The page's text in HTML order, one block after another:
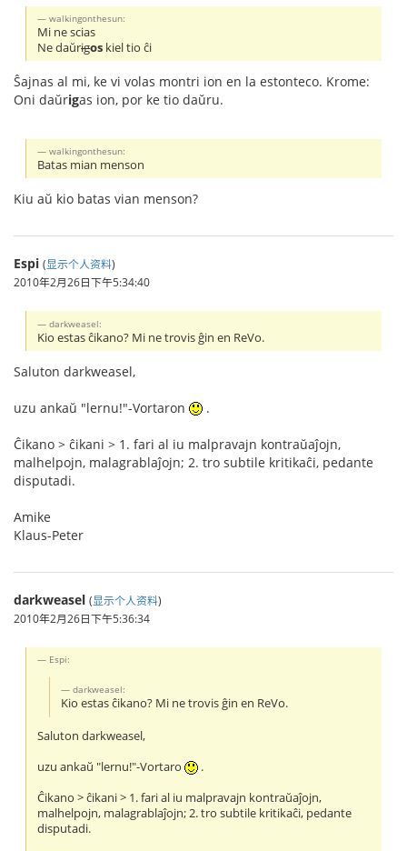
walkingonthesun:
Mi ne scias
Ne daŭrigos kiel tio ĉi
Ŝajnas al mi, ke vi volas montri ion en la estonteco. Krome:
Oni daŭrigas ion, por ke tio daŭru.
walkingonthesun:
Batas mian menson
Kiu aŭ kio batas vian menson?
Espi (显示个人资料)
2010年2月26日下午5:34:40
darkweasel:
Kio estas ĉikano? Mi ne trovis ĝin en ReVo.
Saluton darkweasel,
uzu ankaŭ "lernu!"-Vortaron .
Ĉikano > ĉikani > 1. fari al iu malpravajn kontraŭaĵojn,
malhelpojn, malagrablaĵojn; 2. tro subtile kritikaĉi, pedante
disputadi.
Amike
Klaus-Peter
darkweasel (显示个人资料)
2010年2月26日下午5:36:34
Espi:
darkweasel:
Kio estas ĉikano? Mi ne trovis ĝin en ReVo.
Saluton darkweasel,
uzu ankaŭ "lernu!"-Vortaro
.
Ĉikano > ĉikani > 1. fari al iu malpravajn kontraŭaĵojn,
malhelpojn, malagrablaĵojn; 2. tro subtile kritikaĉi, pedante
disputadi.